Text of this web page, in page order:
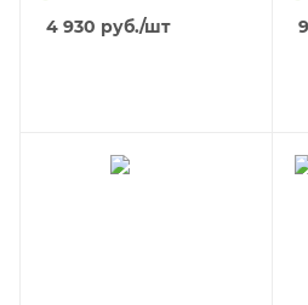
4 930 руб./шт